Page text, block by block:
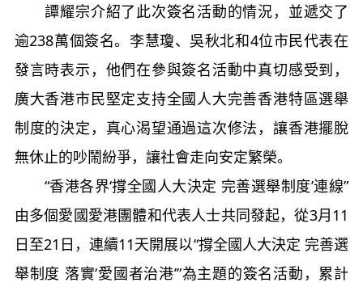
譚耀宗介紹了此次簽名活動的情況，並遞交了
逾238萬個簽名。李慧瓊、吳秋北和4位市民代表在
發言時表示，他們在參與簽名活動中真切感受到，
廣大香港市民堅定支持全國人大完善香港特區選舉
制度的決定，真心渴望通過這次修法，讓香港擺脫
無休止的吵鬧紛爭，讓社會走向安定繁榮。
“香港各界‘撐全國人大決定 完善選舉制度’連線”
由多個愛國愛港團體和代表人士共同發起，從3月11
日至21日，連續11天開展以“撐全國人大決定 完善選
舉制度 落實‘愛國者治港’”為主題的簽名活動，累計